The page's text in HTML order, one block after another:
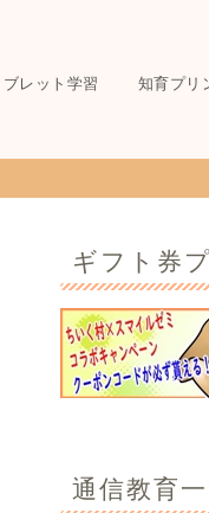
レット学習 知育プリ
ギフト券
通信教育